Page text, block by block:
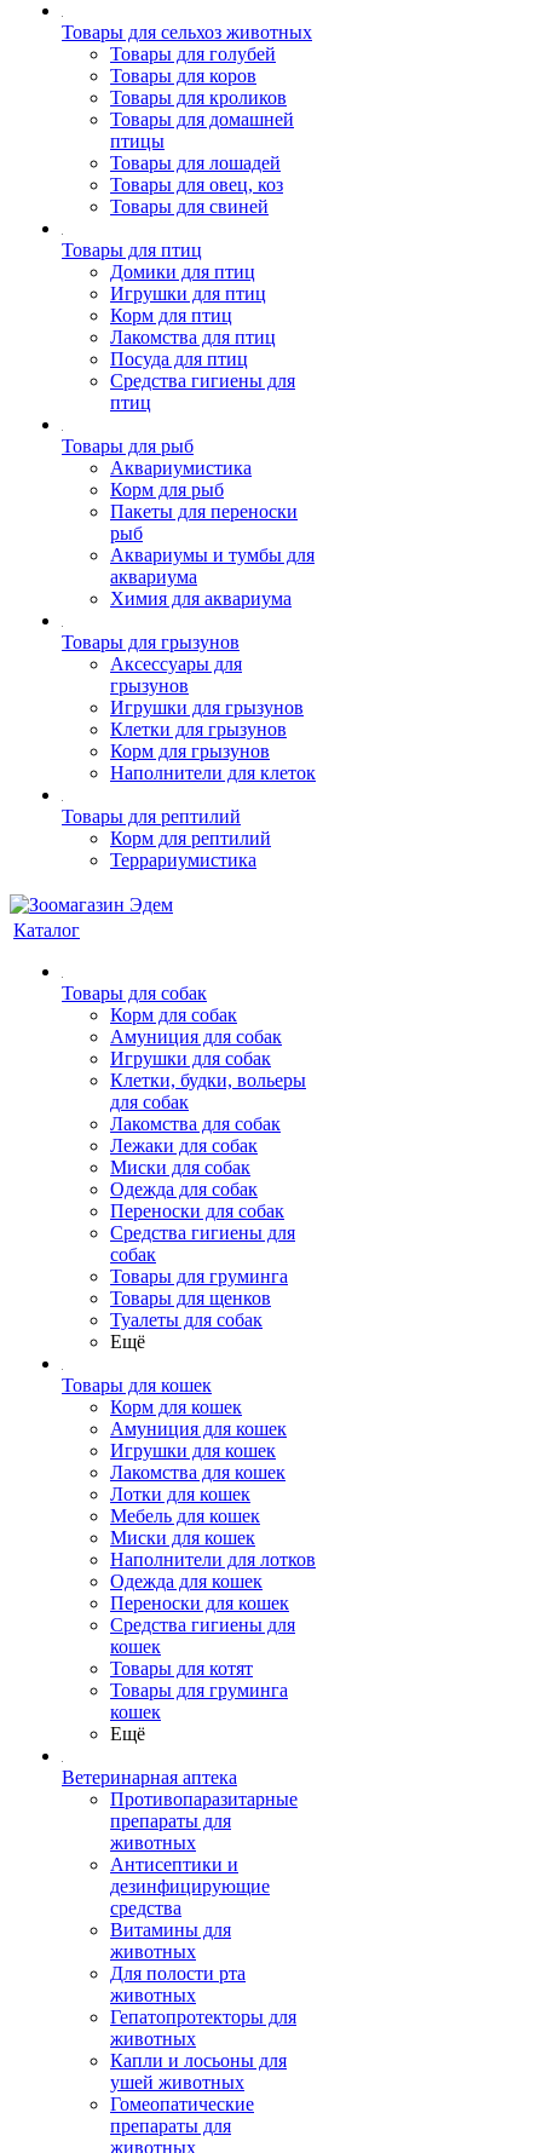
Товары для сельхоз животных
Товары для голубей
Товары для коров
Товары для кроликов
Товары для домашней
птицы
Товары для лошадей
Товары для овец, коз
Товары для свиней
Товары для птиц
Домики для птиц
Игрушки для птиц
Корм для птиц
Лакомства для птиц
Посуда для птиц
Средства гигиены для
птиц
Товары для рыб
Аквариумистика
Корм для рыб
Пакеты для переноски
рыб
Аквариумы и тумбы для
аквариума
Химия для аквариума
Товары для грызунов
Аксессуары для
грызунов
Игрушки для грызунов
Клетки для грызунов
Корм для грызунов
Наполнители для клеток
Товары для рептилий
Корм для рептилий
Террариумистика
Каталог
Товары для собак
Корм для собак
Амуниция для собак
Игрушки для собак
Клетки, будки, вольеры
для собак
Лакомства для собак
Лежаки для собак
Миски для собак
Одежда для собак
Переноски для собак
Средства гигиены для
собак
Товары для груминга
Товары для щенков
Туалеты для собак
Ещё
Товары для кошек
Корм для кошек
Амуниция для кошек
Игрушки для кошек
Лакомства для кошек
Лотки для кошек
Мебель для кошек
Миски для кошек
Наполнители для лотков
Одежда для кошек
Переноски для кошек
Средства гигиены для
кошек
Товары для котят
Товары для груминга
кошек
Ещё
Ветеринарная аптека
Противопаразитарные
препараты для
животных
Антисептики и
дезинфицирующие
средства
Витамины для
животных
Для полости рта
животных
Гепатопротекторы для
животных
Капли и лосьоны для
ушей животных
Гомеопатические
препараты для
животных